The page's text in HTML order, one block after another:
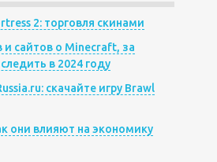
2: торговля скинами
и сайтов о Minecraft, за
в 2024 году
скачайте игру Brawl
они влияют на экономику